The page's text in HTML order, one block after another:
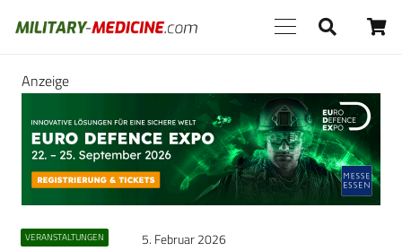
Anzeige
VERANSTALTUNGEN 5. Februar 2026